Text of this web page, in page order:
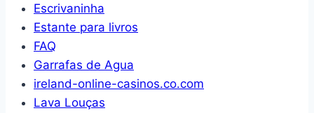
Escrivaninha
Estante para livros
FAQ
Garrafas de Agua
ireland-online-casinos.co.com
Lava Louças